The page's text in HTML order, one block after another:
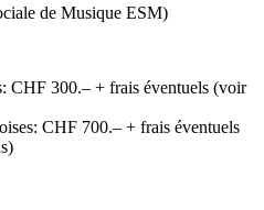
de Musique ESM)
CHF 300.– + frais éventuels (voir
CHF 700.– + frais éventuels